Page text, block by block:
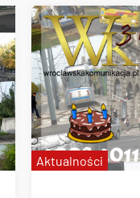
Aktualności